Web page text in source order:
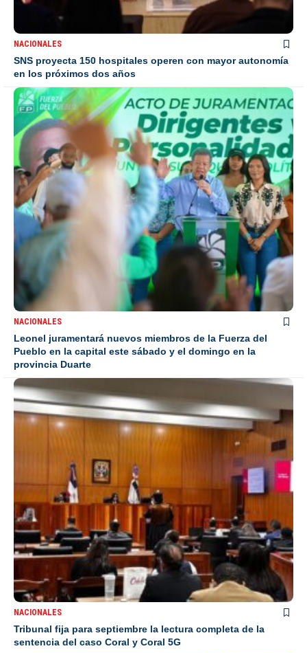
NACIONALES
SNS proyecta 150 hospitales operen con mayor autonomía
en los próximos dos años
NACIONALES
Leonel juramentará nuevos miembros de la Fuerza del
Pueblo en la capital este sábado y el domingo en la
provincia Duarte
NACIONALES
Tribunal fija para septiembre la lectura completa de la
sentencia del caso Coral y Coral 5G